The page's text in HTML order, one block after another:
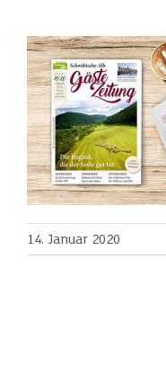
14. Januar 2020